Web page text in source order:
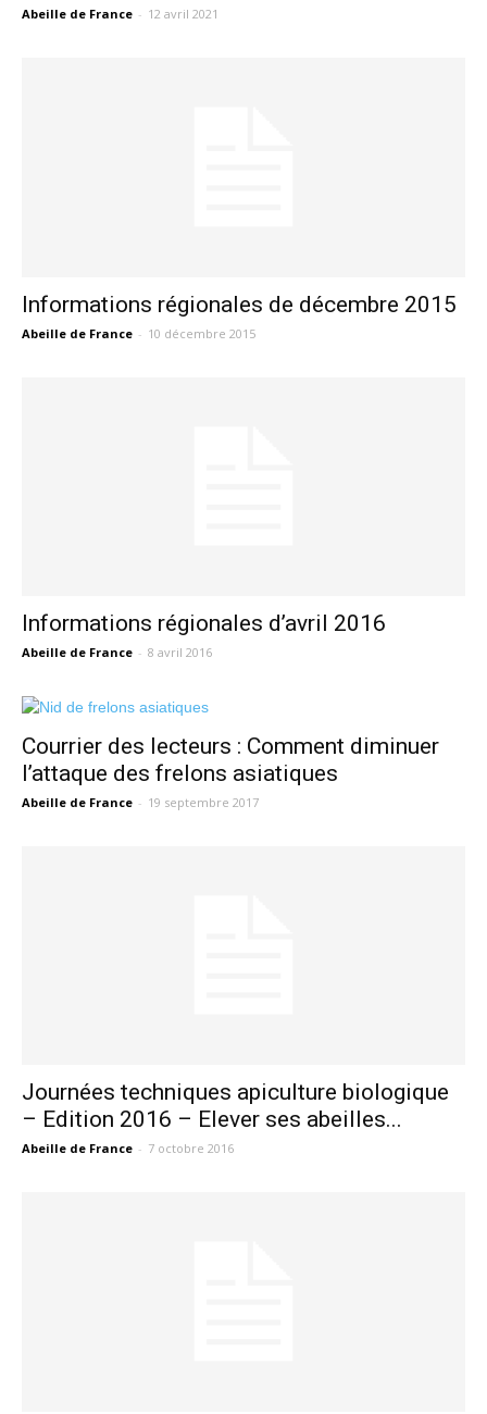
Abeille de France - 12 avril 2021
Informations régionales de décembre 2015
Abeille de France - 10 décembre 2015
Informations régionales d’avril 2016
Abeille de France - 8 avril 2016
Courrier des lecteurs : Comment diminuer
l’attaque des frelons asiatiques
Abeille de France - 19 septembre 2017
Journées techniques apiculture biologique
– Edition 2016 – Elever ses abeilles...
Abeille de France - 7 octobre 2016